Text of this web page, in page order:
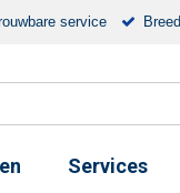
service
Services